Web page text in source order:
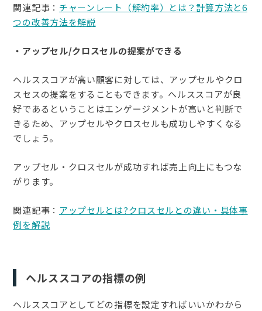
関連記事： チャーンレート（解約率）とは？計算方法と6
つの改善方法を解説
・アップセル/クロスセルの提案ができる
ヘルススコアが高い顧客に対しては、アップセルやクロ
スセスの提案をすることもできます。ヘルススコアが良
好であるということはエンゲージメントが高いと判断で
きるため、アップセルやクロスセルも成功しやすくなる
でしょう。
アップセル・クロスセルが成功すれば売上向上にもつな
がります。
関連記事： アップセルとは?クロスセルとの違い・具体事
例を解説
ヘルススコアの指標の例
ヘルススコアとしてどの指標を設定すればいいかわから